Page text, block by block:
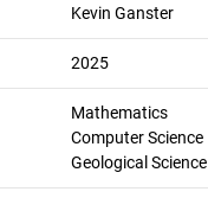
Kevin Ganster
2025
Mathematics
Computer Science
Geological Science